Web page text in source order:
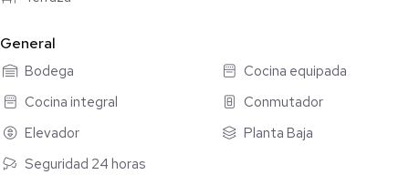
- Cuarto de lavado
- Bodega
- Área de asadores
- Roof garden
General
Bodega
Cocina equipada
Cocina integral
Conmutador
Elevador
Planta Baja
Seguridad 24 horas